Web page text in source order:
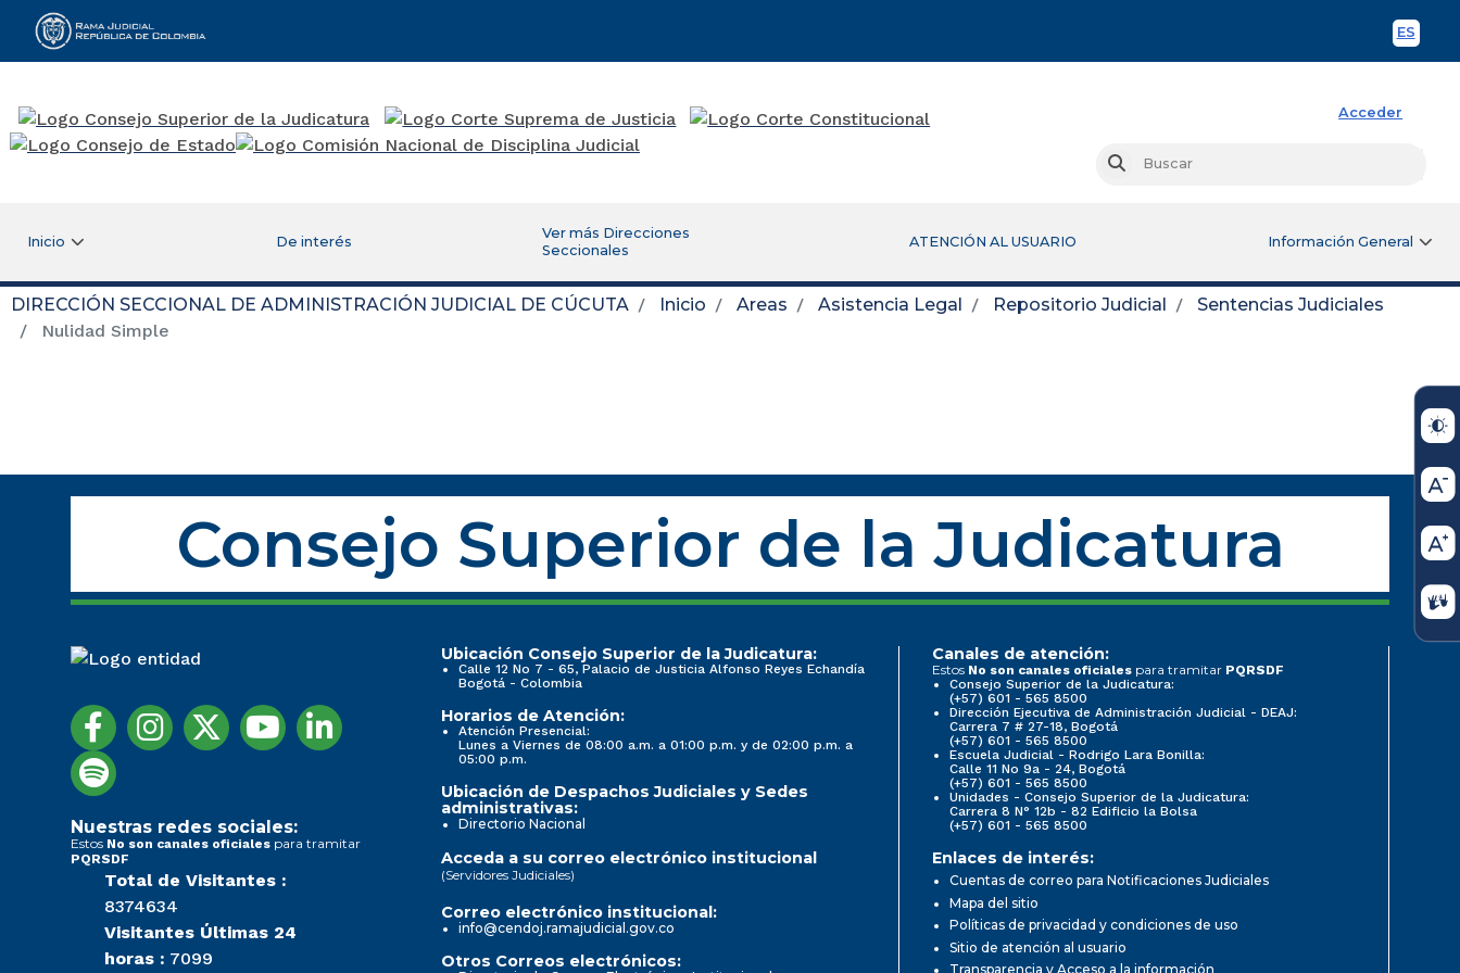
ES
Rama Judicial
Acceder
Buscar
Inicio De interés
Ver más Direcciones
Seccionales
ATENCIÓN AL USUARIO Información General
DIRECCIÓN SECCIONAL DE ADMINISTRACIÓN JUDICIAL DE CÚCUTA Inicio Areas Asistencia Legal Repositorio Judicial
Sentencias Judiciales
Nulidad Simple
Consejo Superior de la Judicatura
Nuestras redes sociales:
Estos No son canales oficiales para tramitar
PQRSDF
Total de Visitantes :
8374634
Visitantes Últimas 24
horas : 7099
Ubicación Consejo Superior de la Judicatura:
Calle 12 No 7 - 65, Palacio de Justicia Alfonso Reyes Echandía
Bogotá - Colombia
Horarios de Atención:
Atención Presencial:
Lunes a Viernes de 08:00 a.m. a 01:00 p.m. y de 02:00 p.m. a
05:00 p.m.
Ubicación de Despachos Judiciales y Sedes
administrativas:
Directorio Nacional
Canales de atención:
Estos No son canales oficiales para tramitar PQRSDF
Consejo Superior de la Judicatura:
(+57) 601 - 565 8500
Dirección Ejecutiva de Administración Judicial - DEAJ:
Carrera 7 # 27-18, Bogotá
(+57) 601 - 565 8500
Escuela Judicial - Rodrigo Lara Bonilla:
Calle 11 No 9a - 24, Bogotá
(+57) 601 - 565 8500
Unidades - Consejo Superior de la Judicatura:
Carrera 8 N° 12b - 82 Edificio la Bolsa
(+57) 601 - 565 8500
Acceda a su correo electrónico institucional
(Servidores Judiciales)
Correo electrónico institucional:
info@cendoj.ramajudicial.gov.co
Otros Correos electrónicos:
Enlaces de interés:
Cuentas de correo para Notificaciones Judiciales
Mapa del sitio
Políticas de privacidad y condiciones de uso
Sitio de atención al usuario
Transparencia y Acceso a la información